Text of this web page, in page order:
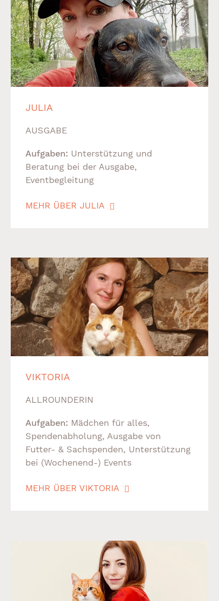
JULIA
AUSGABE
Aufgaben: Unterstützung und
Beratung bei der Ausgabe,
Eventbegleitung
MEHR ÜBER JULIA
VIKTORIA
ALLROUNDERIN
Aufgaben: Mädchen für alles,
Spendenabholung, Ausgabe von
Futter- & Sachspenden, Unterstützung
bei (Wochenend-) Events
MEHR ÜBER VIKTORIA